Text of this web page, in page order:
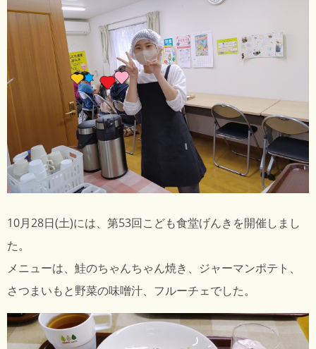
10月28日(土)には、第53回こども食堂げんき を開催しまし
た。
メニューは、鮭のちゃんちゃん焼き、ジャーマンポテト、
さつまいもと野菜の味噌汁、フルーチェでした。